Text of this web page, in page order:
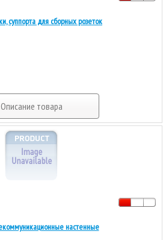
суппорта для сборных розеток
Описание товара
настенные